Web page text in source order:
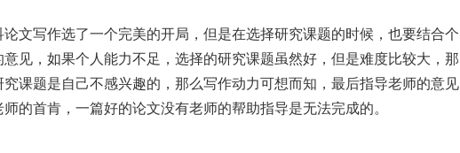
文写作选了一个完美的开局，但是在选择研究课题的时候，也要结合个
见，如果个人能力不足，选择的研究课题虽然好，但是难度比较大，那
课题是自己不感兴趣的，那么写作动力可想而知，最后指导老师的意见
的首肯，一篇好的论文没有老师的帮助指导是无法完成的。